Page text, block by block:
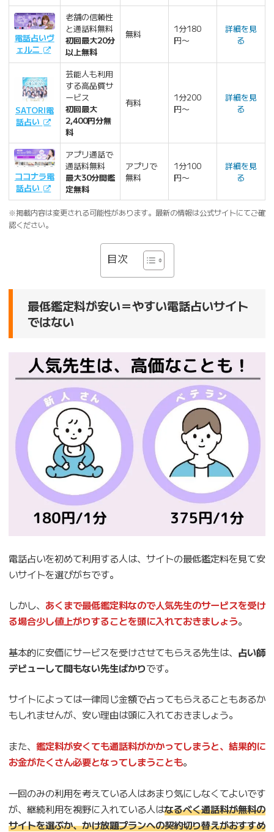
電話占いヴ
ェルニ
老舗の信頼性
と通話料無料
初回最大20分
以上無料
無料
1分180
円〜
詳細を見
る
SATORI電
話占い
芸能人も利用
する高品質サ
ービス
初回最大
2,400円分無
料
有料
1分200
円〜
詳細を見
る
ココナラ電
話占い
アプリ通話で
通話料無料
最大30分間鑑
定無料
アプリで
無料
1分100
円〜
詳細を見
る
※掲載内容は変更される可能性があります。最新の情報は公式サイトにてご確
認ください。
目次
最低鑑定料が安い＝やすい電話占いサイト
ではない
電話占いを初めて利用する人は、サイトの最低鑑定料を見て安
いサイトを選びがちです。
しかし、 あくまで最低鑑定料なので人気先生のサービスを受け
る場合少し値上がりすることを頭に入れておきましょう。
基本的に安価にサービスを受けさせてもらえる先生は、 占い師
デビューして間もない先生ばかりです。
サイトによっては一律同じ金額で占ってもらえることもあるか
もしれませんが、安い理由は頭に入れておきましょう。
また、 鑑定料が安くても通話料がかかってしまうと、結果的に
お金がたくさん必要となってしまうことも。
一回のみの利用を考えている人はあまり気にしなくてよいです
が、継続利用を視野に入れている人はなるべく通話料が無料の
サイトを選ぶか、かけ放題プランへの契約切り替えがおすすめ